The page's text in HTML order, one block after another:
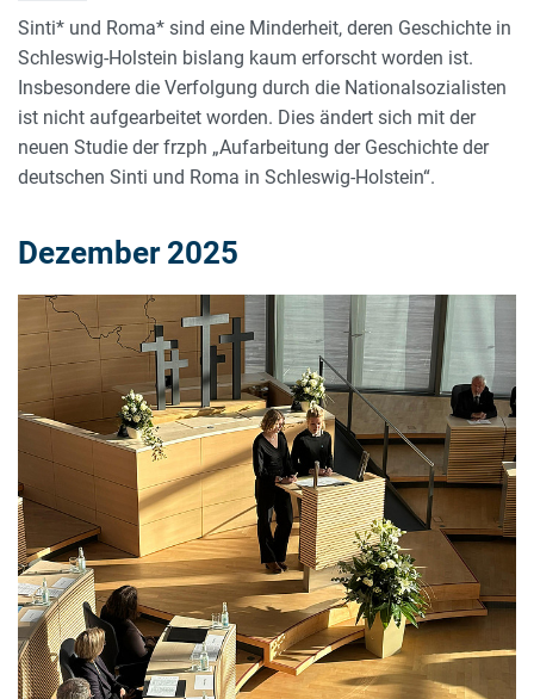
Sinti* und Roma* sind eine Minderheit, deren Geschichte in
Schleswig-Holstein bislang kaum erforscht worden ist.
Insbesondere die Verfolgung durch die Nationalsozialisten
ist nicht aufgearbeitet worden. Dies ändert sich mit der
neuen Studie der frzph „Aufarbeitung der Geschichte der
deutschen Sinti und Roma in Schleswig-Holstein“.
Dezember 2025